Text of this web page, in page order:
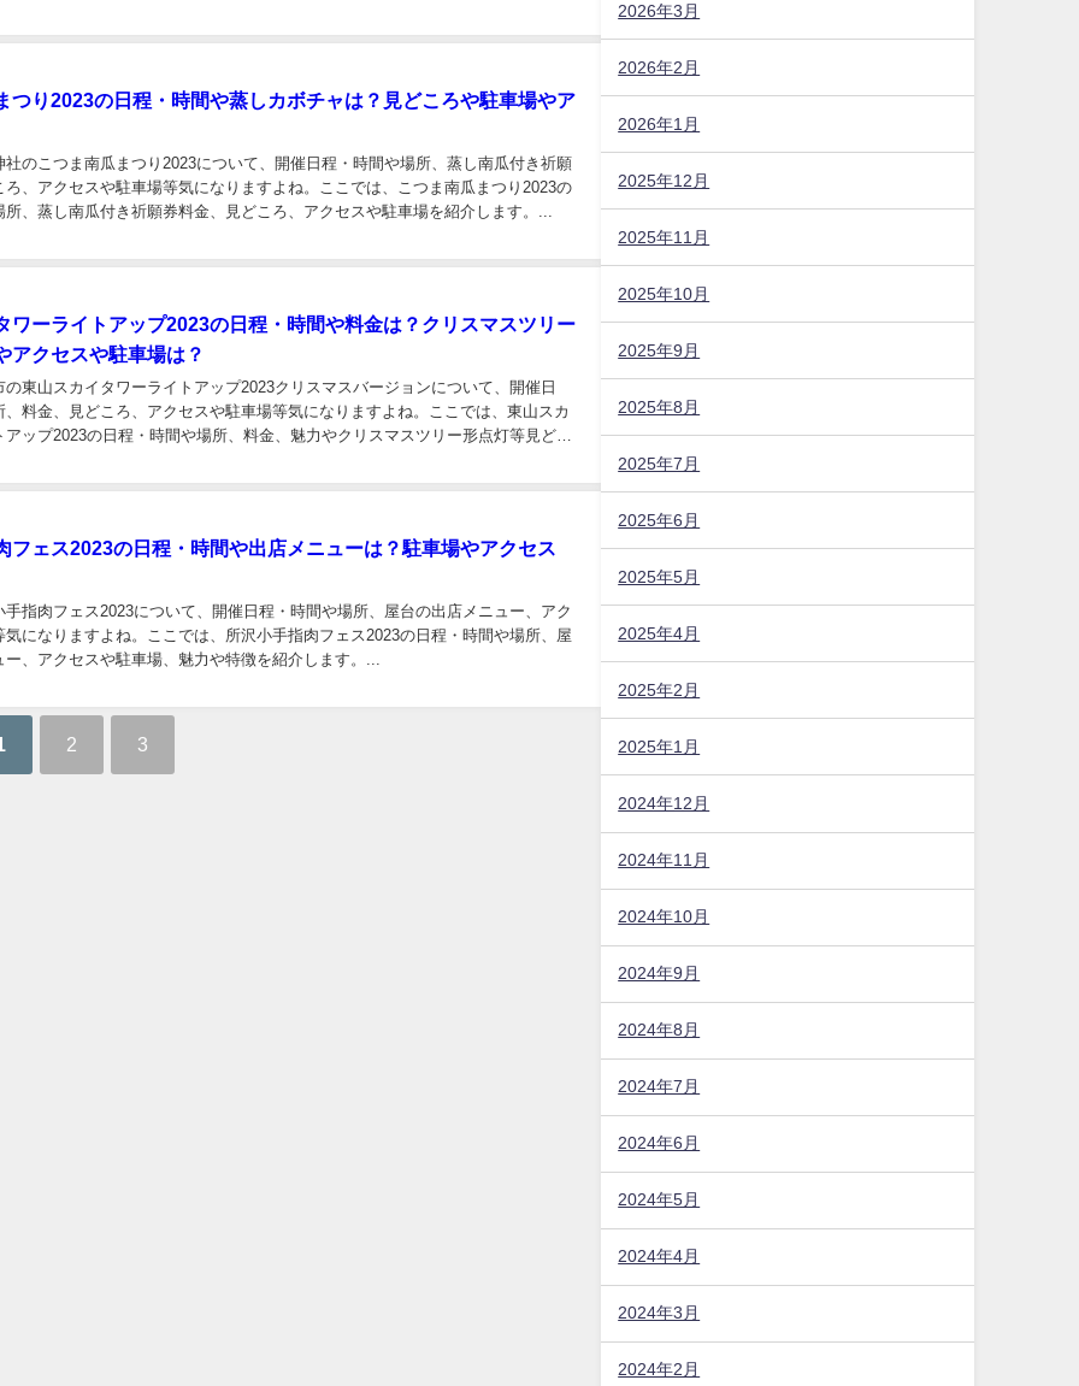
つり2023の日程・時間や蒸しカボチャは？見どころや駐車場やア
社のこつま南瓜まつり2023について、開催日程・時間や場所、蒸し南瓜付き祈願
ろ、アクセスや駐車場等気になりますよね。ここでは、こつま南瓜まつり2023の
所、蒸し南瓜付き祈願券料金、見どころ、アクセスや駐車場を紹介します。...
ワーライトアップ2023の日程・時間や料金は？クリスマスツリー
アクセスや駐車場は？
の東山スカイタワーライトアップ2023クリスマスバージョンについて、開催日
、料金、見どころ、アクセスや駐車場等気になりますよね。ここでは、東山スカ
アップ2023の日程・時間や場所、料金、魅力やクリスマスツリー形点灯等見どこ
フェス2023の日程・時間や出店メニューは？駐車場やアクセス
手指肉フェス2023について、開催日程・時間や場所、屋台の出店メニュー、アク
気になりますよね。ここでは、所沢小手指肉フェス2023の日程・時間や場所、屋
ー、アクセスや駐車場、魅力や特徴を紹介します。...
2 3
2026年3月
2026年2月
2026年1月
2025年12月
2025年11月
2025年10月
2025年9月
2025年8月
2025年7月
2025年6月
2025年5月
2025年4月
2025年2月
2025年1月
2024年12月
2024年11月
2024年10月
2024年9月
2024年8月
2024年7月
2024年6月
2024年5月
2024年4月
2024年3月
2024年2月